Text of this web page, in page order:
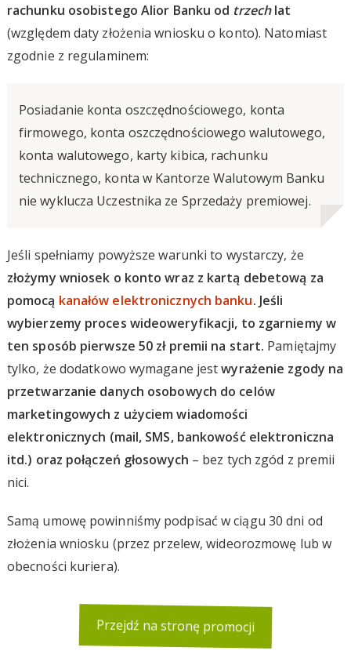
rachunku osobistego Alior Banku od trzechlat
(względem daty złożenia wniosku o konto). Natomiast
zgodnie z regulaminem:
Posiadanie konta oszczędnościowego, konta
firmowego, konta oszczędnościowego walutowego,
konta walutowego, karty kibica, rachunku
technicznego, konta w Kantorze Walutowym Banku
nie wyklucza Uczestnika ze Sprzedaży premiowej.
Jeśli spełniamy powyższe warunki to wystarczy, że
złożymy wniosek o konto wraz z kartą debetową za
pomocą kanałów elektronicznych banku. Jeśli
wybierzemy proces wideoweryfikacji, to zgarniemy w
ten sposób pierwsze 50 zł premii na start. Pamiętajmy
tylko, że dodatkowo wymagane jestwyrażenie zgody na
przetwarzanie danych osobowych do celów
marketingowych z użyciem wiadomości
elektronicznych (mail, SMS, bankowość elektroniczna
itd.) oraz połączeń głosowych – bez tych zgód z premii
nici.
Samą umowę powinniśmy podpisać w ciągu 30 dni od
złożenia wniosku (przez przelew, wideorozmowę lub w
obecności kuriera).
Przejdź na stronę promocji